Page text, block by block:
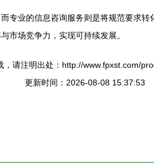
专业的信息咨询服务则是将规范要求
市场竞争力，实现可持续发展。
，请注明出处：http://www.fpxst.com/
更新时间：2026-08-08 15:37:53